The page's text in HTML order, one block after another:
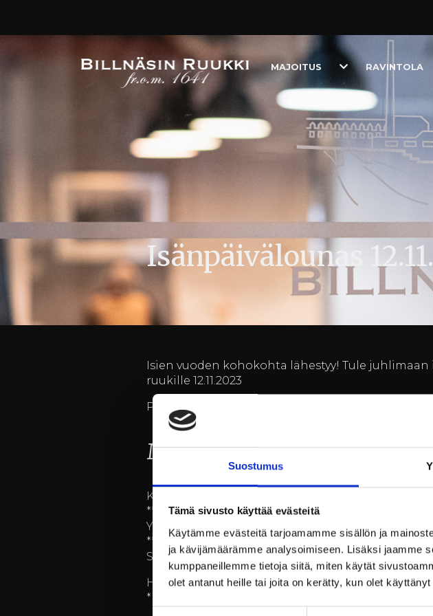
Suostumus
Tämä sivusto käyttää evästeitä
Käytämme evästeitä tarjoamamme sisällön ja
ja kävijämäärämme analysoimiseen. Lisäksi jaamme
kumppaneillemme tietoja siitä, miten käytät
olet antanut heille tai joita on kerätty, kun olet
MAJOITUS
ToggleRAVINTOLA
Isänpäivälounas
Isien vuoden kohokohta lähestyy! Tule
ruukille 12.11.2023
Päivän kunniaksi tarjoilemme isänpäivämenun klo
Menu:
Kurpitsa arancini, kurpitsa pyrettä, chipotle chiliä
***
Yön yli haudutettua Ossobucoa,
***
Suklaa-oliiviöljykakkua, paahdettua päärynää ja
Hinta 42 € / henkilö (Lapset alle 14 v. -50%, Lapset
*Huomioimme kaikki etukäteen ilmoitetut